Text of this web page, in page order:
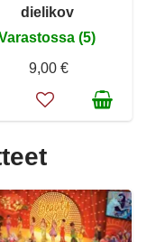
dielikov
(5)
9,00 €